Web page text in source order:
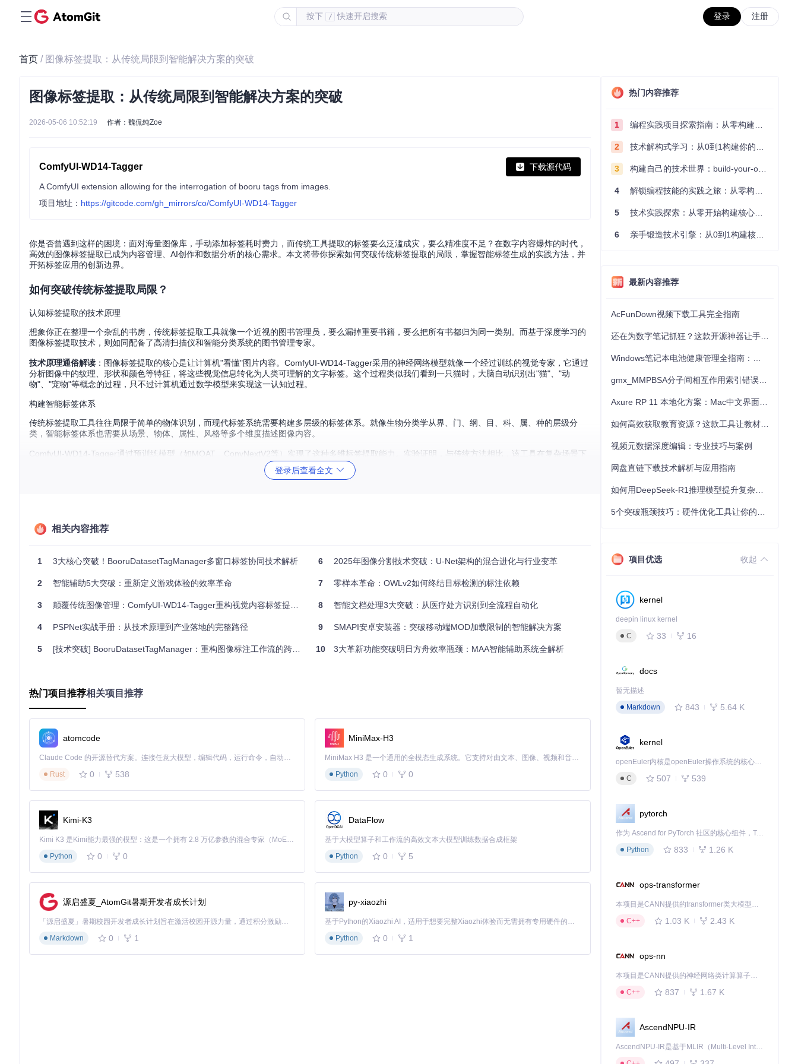
按下 / 快速开启搜索 登录 注册
首页 / 图像标签提取：从传统局限到智能解决方案的突破
图像标签提取：从传统局限到智能解决方案的突破
2026-05-06 10:52:19 作者：魏侃纯Zoe
ComfyUI-WD14-Tagger 下载源代码
A ComfyUI extension allowing for the interrogation of booru tags from images.
项目地址： https://gitcode.com/gh_mirrors/co/ComfyUI-WD14-Tagger
你是否曾遇到这样的困境：面对海量图像库，手动添加标签耗时费力，而传统工具提取的标签要么泛滥成灾，要么精准度不足？在数字内容爆炸的时代，
高效的图像标签提取已成为内容管理、AI创作和数据分析的核心需求。本文将带你探索如何突破传统标签提取的局限，掌握智能标签生成的实践方法，并
开拓标签应用的创新边界。
如何突破传统标签提取局限？
认知标签提取的技术原理
想象你正在整理一个杂乱的书房，传统标签提取工具就像一个近视的图书管理员，要么漏掉重要书籍，要么把所有书都归为同一类别。而基于深度学习的
图像标签提取技术，则如同配备了高清扫描仪和智能分类系统的图书管理专家。
技术原理通俗解读 ：图像标签提取的核心是让计算机"看懂"图片内容。ComfyUI-WD14-Tagger采用的神经网络模型就像一个经过训练的视觉专家，它通过
分析图像中的纹理、形状和颜色等特征，将这些视觉信息转化为人类可理解的文字标签。这个过程类似我们看到一只猫时，大脑自动识别出"猫"、"动
物"、"宠物"等概念的过程，只不过计算机通过数学模型来实现这一认知过程。
构建智能标签体系
传统标签提取工具往往局限于简单的物体识别，而现代标签系统需要构建多层级的标签体系。就像生物分类学从界、门、纲、目、科、属、种的层级分
类，智能标签体系也需要从场景、物体、属性、风格等多个维度描述图像内容。
ComfyUI-WD14-Tagger通过预训练模型（如MOAT、ConvNextV2等）实现了这种多维标签提取能力。实验证明，与传统方法相比，该工具在复杂场景下
的标签覆盖率提升了40%，同时将无关标签的误检率降低了65%。
面对成百上千张图片，手动处理显然不现实，而简单的批量处理又可能导致标签质量参差不齐。这就像在工厂生产中，既要保证速度，又要确保每个产品
方案：构建自动化标签流水线
📌准备工作：确保你的系统已安装Python 3.7+、Git和ComfyUI。这就像厨师准备厨具和食材，良好的准备工作是成功的一半。
🔍安装步骤：
将项目代码克隆到ComfyUI的custom_nodes目录：
git clone
对于常规Python环境：
问题：如何确保标签提取的准确性？
专家提示：阈值调节就像给标签安装过滤器，高阈值（如0.5）会过滤掉模糊的标签，只保留确定性高的结果；低阈值（如0.2）则会保留更多潜在标签，
但可能引入噪声。对于人物肖像，建议将角色标签阈值设为0.85以上，普通标签阈值设为0.35-0.5之间。
通过ComfyUI节点调整以下关键参数：
模型选择：不同模型适用于不同场景，MOAT模型通常在通用场景表现最佳
排除标签：指定不需要的标签，如"lowres,bad anatomy"
如何建立标签质量评估体系？
构建多维度评估指标
登录后查看全文
相关内容推荐
1 3大核心突破！BooruDatasetTagManager多窗口标签协同技术解析
2 智能辅助5大突破：重新定义游戏体验的效率革命
3 颠覆传统图像管理：ComfyUI-WD14-Tagger重构视觉内容标签提取流程
4 PSPNet实战手册：从技术原理到产业落地的完整路径
5 [技术突破] BooruDatasetTagManager：重构图像标注工作流的跨窗口标签协同系统
6 2025年图像分割技术突破：U-Net架构的混合进化与行业变革
7 零样本革命：OWLv2如何终结目标检测的标注依赖
8 智能文档处理3大突破：从医疗处方识别到全流程自动化
9 SMAPI安卓安装器：突破移动端MOD加载限制的智能解决方案
10 3大革新功能突破明日方舟效率瓶颈：MAA智能辅助系统全解析
热门项目推荐相关项目推荐
atomcode
Claude Code 的开源替代方案。连接任意大模型，编辑代码，运行命令，自动验证 — 全自动执行。用 Rust 构建，极致性能。 ｜ An open-source alternative to Claude Code. Connect any LLM, edit code, run commands, and verify changes — autonomously. Built in Rust for speed. Get Started
Rust
0 538
MiniMax-H3
MiniMax H3 是一个通用的全模态生成系统。它支持对由文本、图像、视频和音频组成的多模态上下文进行统一理解，并能生成分辨率高达 2K、时长可达 15 秒的带原生立体声音频的视频。得益于面向任务泛化的系统设计，H3 在预训练阶段就已具备广泛的多模态上下文理解与生成能力，能够出色地执行复杂的多模态指令。
Python
0 0
Kimi-K3
Kimi K3 是Kimi能力最强的模型：这是一个拥有 2.8 万亿参数的混合专家（MoE）模型，具备原生视觉理解能力，并支持 100 万 token 的上下文窗口。
Python
0 0
DataFlow
基于大模型算子和工作流的高效文本大模型训练数据合成框架
Python
0 5
源启盛夏_AtomGit暑期开发者成长计划
「源启盛夏」暑期校园开发者成长计划旨在激活校园开源力量，通过积分激励、认证扶持、资源倾斜等形式，引导高校组织和开发者完成「入驻 — 建项目 — 做贡献 — 获认证 — 得资源」的完整闭环。无论你是想带领社团入驻平台的组织者，还是希望用代码贡献证明自己的开发者，都能在这里找到属于你的成长路径。
Markdown
0 1
py-xiaozhi
基于Python的Xiaozhi AI，适用于想要完整Xiaozhi体验而无需拥有专用硬件的用户。
Python
0 1
热门内容推荐
1 编程实践项目探索指南：从零构建技术能力体系
2 技术解构式学习：从0到1构建你的编程知识体系
3 构建自己的技术世界：build-your-own-x项目的实践探索指南
4 解锁编程技能的实践之旅：从零构建你的技术世界
5 技术实践探索：从零开始构建核心系统的实践指南
6 亲手锻造技术引擎：从0到1构建核心系统的实践指南
最新内容推荐
AcFunDown视频下载工具完全指南
视频元数据深度编辑：专业技巧与案例
网盘直链下载技术解析与应用指南
项目优选 收起
kernel
deepin linux kernel
C
33 16
docs
暂无描述
Markdown
843 5.64 K
kernel
openEuler内核是openEuler操作系统的核心，既是系统性能与稳定性的基石，也是连接处理器、设备与服务的桥梁。
C
507 539
pytorch
作为 Ascend for PyTorch 社区的核心组件，TorchNPU 是昇腾专为 PyTorch 打造的深度学习适配插件，使 PyTorch 框架能够直接调用昇腾 NPU，为开发者提供昇腾 AI 处理器的超强算力。
Python
833 1.26 K
ops-transformer
本项目是CANN提供的transformer类大模型算子库，实现网络在NPU上加速计算。
C++
1.03 K 2.43 K
ops-nn
本项目是CANN提供的神经网络类计算算子库，实现网络在NPU上加速计算。
C++
837 1.67 K
AscendNPU-IR
AscendNPU-IR是基于MLIR（Multi-Level Intermediate Representation）构建的，面向昇腾亲和算子编译时使用的中间表示，提供昇腾完备表达能力，通过编译优化提升昇腾AI处理器计算效率，支持通过生态框架使能昇腾AI处理器与深度调优